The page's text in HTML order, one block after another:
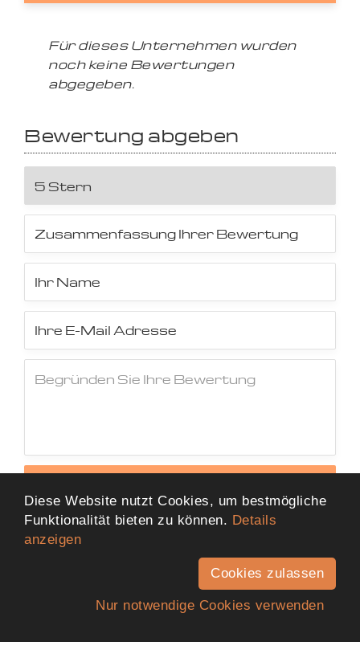
Für dieses Unternehmen wurden
noch keine Bewertungen
abgegeben.
Bewertung abgeben
Diese Website nutzt Cookies, um bestmögliche
Funktionalität bieten zu können. Details
anzeigen
Cookies zulassen
Nur notwendige Cookies verwenden